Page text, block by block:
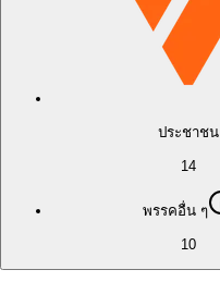
ประชาชน
14
พรรคอื่น ๆ
10